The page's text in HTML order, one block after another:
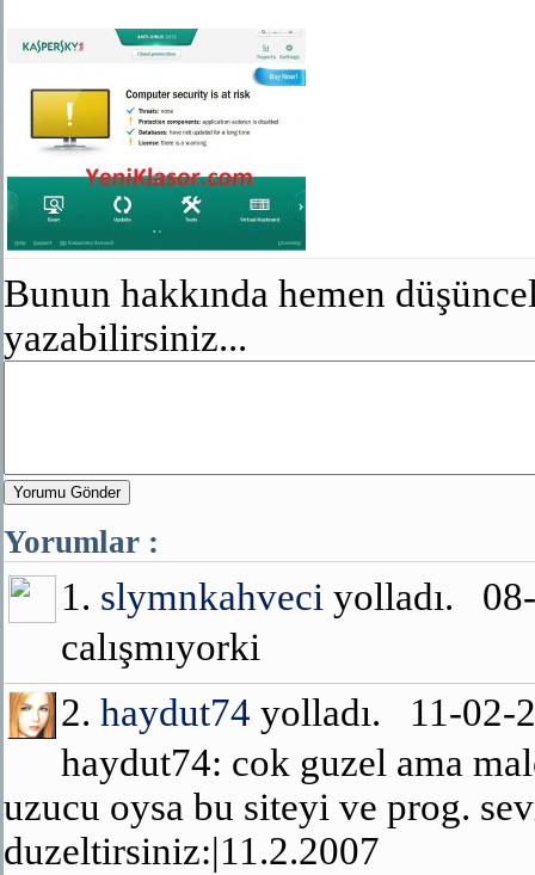
Bunun hakkında hemen
yazabilirsiniz...
Yorumu Gönder
Yorumlar :
1. slymnkahveci yolladı.
calışmıyorki
2. haydut74 yolladı. 11-02-
haydut74: cok guzel ama
uzucu oysa bu siteyi ve prog.
duzeltirsiniz:|11.2.2007